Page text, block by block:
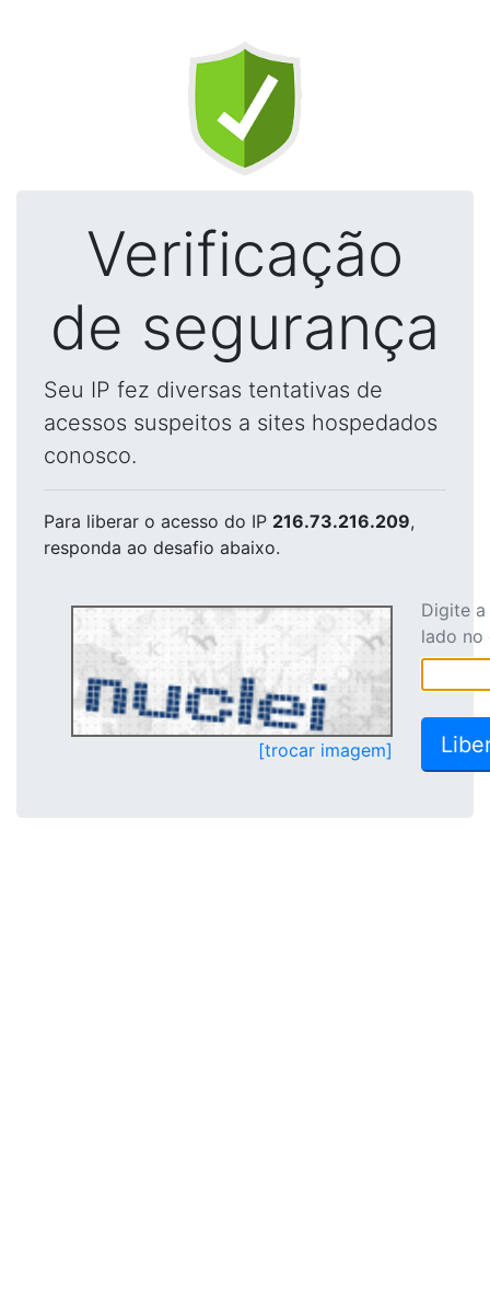
Verificação
de segurança
Seu IP fez diversas tentativas de
acessos suspeitos a sites hospedados
conosco.
Para liberar o acesso do IP 216.73.216.209,
responda ao desafio abaixo.
[trocar imagem]
Digite
lado no